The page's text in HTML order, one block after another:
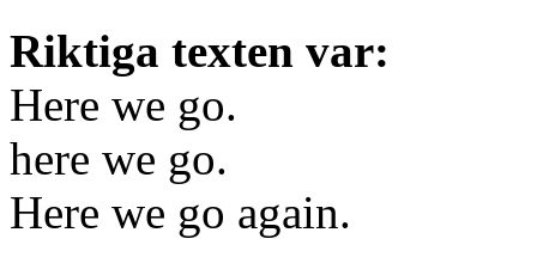
Riktiga texten var:
Here we go.
here we go.
Here we go again.